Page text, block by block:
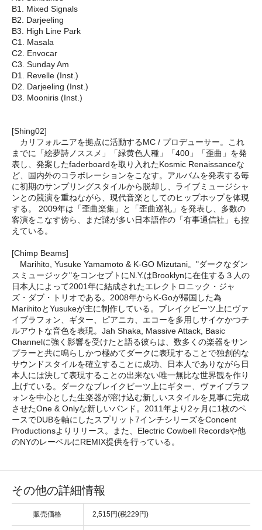
B1. Mixed Signals
B2. Darjeeling
B3. High Line Park
C1. Masala
C2. Envocar
C3. Sunday Am
D1. Revelle (Inst.)
D2. Darjeeling (Inst.)
D3. Mooniris (Inst.)
[Shing02]
カリフォルニアを拠点に活動するMC / プロデューサー。これ
までに「絵夢詩ノススメ」「緑黄色人種」「400」「歪曲」を発
表し、発案したfaderboardを取り入れたKosmic Renaissanceな
ど、国内外のコラボレーションをこなす。アルバムを発表する毎
に初期のサンプリングスタイルから脱却し、ライブミュージシャ
ンとの競演を重ねながら、現代音楽としてのヒップホップを体現
する。 2009年は「歪曲楽集」と「歪曲巡礼」を発表し、多数の
客演をこなす傍ら、まだ謎が多い日本語作の「有事通信社」も控
えている。
[Chimp Beams]
Marihito, Yusuke Yamamoto & K-GO Mizutani。"ダークなダン
スミュージック"をコンセプトにN.Y.はBrooklynに在住する３人の
日本人によって2001年に結成されたエレクトロニック・ジャ
ズ・ダブ・トリオである。2008年からK-Goが帰国した為
MarihitoとYusukeが主に制作している。ブレイクビーツ上にヴァ
イブラフォン、ギター、ピアニカ、エコーを多用しサイケかつチ
ルアウトな音色を表現。Jah Shaka, Massive Attack, Basic
Channelに強く影響を受けたと語る彼らは、数多くの楽器をサン
プラーと共に鳴らしかつ極めてダークに表現することで独創的な
サウンドスタイルを確立することに成功、日本人でありながら日
本人には決して表現することの出来ない唯一無比な世界観を作り
上げている。ダークなブレイクビーツ上にギター、ヴァイブラフ
ォンを中心とした生楽器が溶け込む新しいスタイルを見事に完成
させたOne & Onlyな新しいバンド。2011年より2ヶ月に1枚のペ
ースでDUBを軸にしたスプリット7インチシリーズをConcent
Productionsよりリリース。また、Electric Cowbell Recordsや他
のNYのレーベルにREMIX提供を行っている。
その他の詳細情報
販売価格 2,515円(税229円)